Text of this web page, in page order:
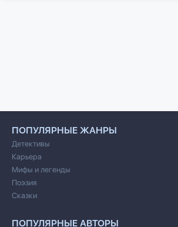
ПОПУЛЯРНЫЕ ЖАНРЫ
Детективы
Карьера
Мифы и легенды
Поэзия
Сказки
ПОПУЛЯРНЫЕ АВТОРЫ